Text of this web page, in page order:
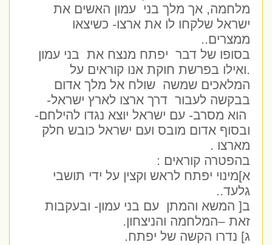
מלחמה, אך מלך בני עמון האשים את
ישראל שלקחו לו את ארצו- כשיצאו
ממצרים..
בסופו של דבר יפתח מנצח את בני עמון
.ואילו בפרשת חוקת אנו קוראים על
המלאכים שמשה שולח אל מלך אדום
בבקשה לעבור דרך ארצו לארץ ישראל-
הוא מסרב- עם ישראל יוצא נגדו להילחם-
ובסוף אדום מובס ועם ישראל כובש חלק
מארצו .
בהפטרה קוראים :
א]מינוי יפתח לראש וקצין על ידי תושבי
גלעד..
ב[ המשא והמתן עם בני עמון- ובעקבות
זאת –המלחמה והניצחון.
ג] נדרו הקשה של יפתח.